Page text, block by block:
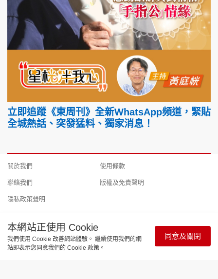
立即追蹤《東周刊》全新WhatsApp頻道，緊貼
全城熱話、突發猛料、獨家消息！
關於我們
聯絡我們
隱私政策聲明
使用條款
版權及免責聲明
Copyright © 東周網 版權所有 . 不得轉載 ©Eastweek.com.hk. All
rights reserved.
本網站正使用 Cookie
我們使用 Cookie 改善網站體驗。 繼續使用我們的網
站即表示您同意我們的 Cookie 政策。
同意及關閉